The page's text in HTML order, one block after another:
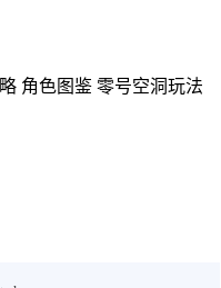
角色图鉴 零号空洞玩法